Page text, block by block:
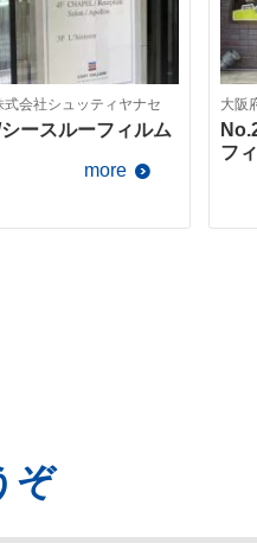
会社シュッティヤナセ
ースルーフィルム
more
大阪
フ
ぞ